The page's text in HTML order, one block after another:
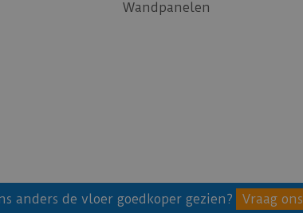
Wandpanelen
anders de vloer goedkoper gezien? Vraag ons